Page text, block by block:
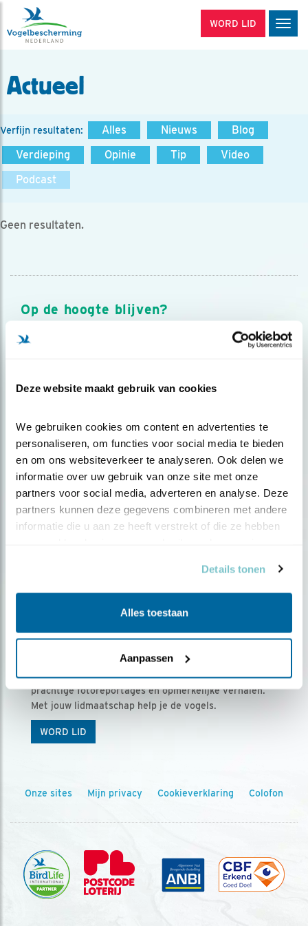
Deze website maakt gebruik van cookies
We gebruiken cookies om content en advertenties te
personaliseren, om functies voor social media te bieden
en om ons websiteverkeer te analyseren. Ook delen we
informatie over uw gebruik van onze site met onze
partners voor social media, adverteren en analyse. Deze
partners kunnen deze gegevens combineren met andere
informatie die u aan ze heeft verstrekt of die ze hebben
Details tonen
Alles toestaan
Aanpassen
WORD LID
Actueel
Verfijn resultaten: Alles Nieuws
Blog
Verdieping
Opinie Tip
Video
Podcast
Geen resultaten.
Op de hoogte blijven?
Meld je aan en ontvang nieuws, inspiratie, acties en tips
over vogels en activiteiten van Vogelbescherming.
Ontvang 5 x Vogels voor € 36,00 per jaar
Vogels is het tijdschrift voor onze leden, met
prachtige fotoreportages en opmerkelijke verhalen.
Met jouw lidmaatschap help je de vogels.
WORD LID
Onze sites Mijn privacy Cookieverklaring Colofon